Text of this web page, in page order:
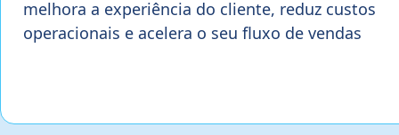
melhora a experiência do cliente, reduz custos
operacionais e acelera o seu fluxo de vendas